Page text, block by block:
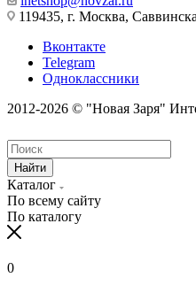
119435, г. Москва,
Вконтакте
Telegram
Одноклассники
2012-2026 © "Новая Заря"
Найти
Каталог
По всему сайту
По каталогу
0